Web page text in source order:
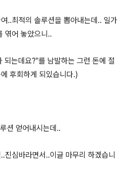
..최적의 솔루션을 뽑아내는데.. 일가
엮어 놓았으니..
되는데요?"를 남발하는 그런 돈에 절
후회하게 되있습니다.)
션 얻어내시는데..
진심바라면서..이글 마무리 하겠습니